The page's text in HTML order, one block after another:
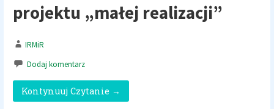
projektu „małej realizacji”
IRMiR
Dodaj komentarz
Kontynuuj Czytanie →